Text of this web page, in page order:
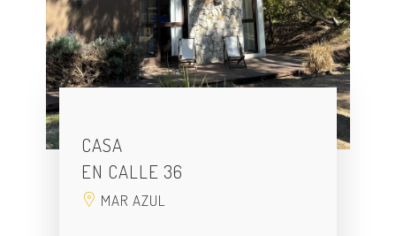
CASA
EN CALLE 36
MAR AZUL